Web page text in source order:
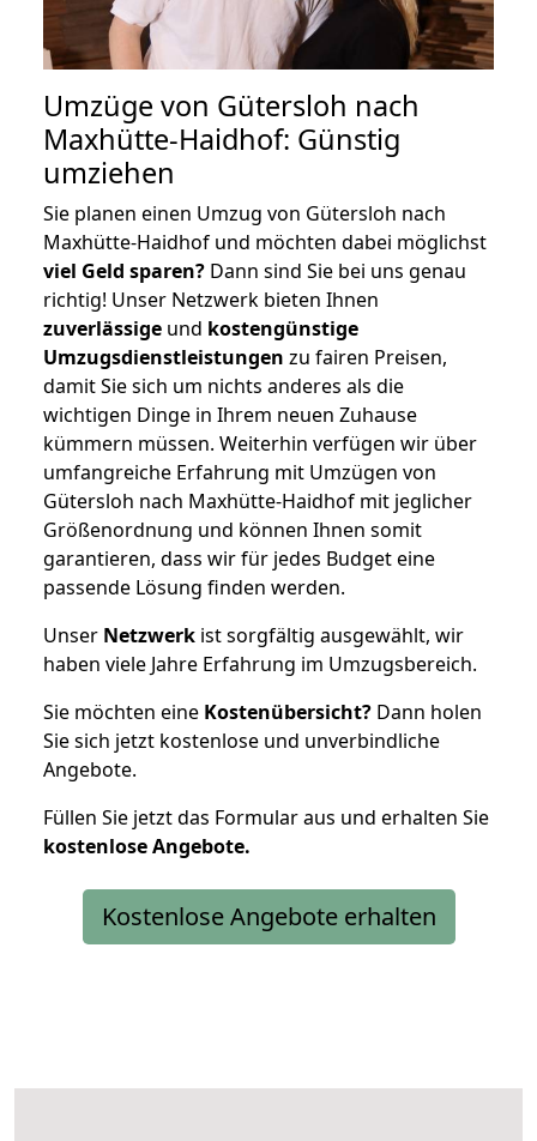
Umzüge von Gütersloh nach
Maxhütte-Haidhof: Günstig
umziehen
Sie planen einen Umzug von Gütersloh nach
Maxhütte-Haidhof und möchten dabei möglichst
viel Geld sparen? Dann sind Sie bei uns genau
richtig! Unser Netzwerk bieten Ihnen
zuverlässige und kostengünstige
Umzugsdienstleistungen zu fairen Preisen,
damit Sie sich um nichts anderes als die
wichtigen Dinge in Ihrem neuen Zuhause
kümmern müssen. Weiterhin verfügen wir über
umfangreiche Erfahrung mit Umzügen von
Gütersloh nach Maxhütte-Haidhof mit jeglicher
Größenordnung und können Ihnen somit
garantieren, dass wir für jedes Budget eine
passende Lösung finden werden.
Unser Netzwerk ist sorgfältig ausgewählt, wir
haben viele Jahre Erfahrung im Umzugsbereich.
Sie möchten eine Kostenübersicht? Dann holen
Sie sich jetzt kostenlose und unverbindliche
Angebote.
Füllen Sie jetzt das Formular aus und erhalten Sie
kostenloseAngebote.
Kostenlose Angebote erhalten